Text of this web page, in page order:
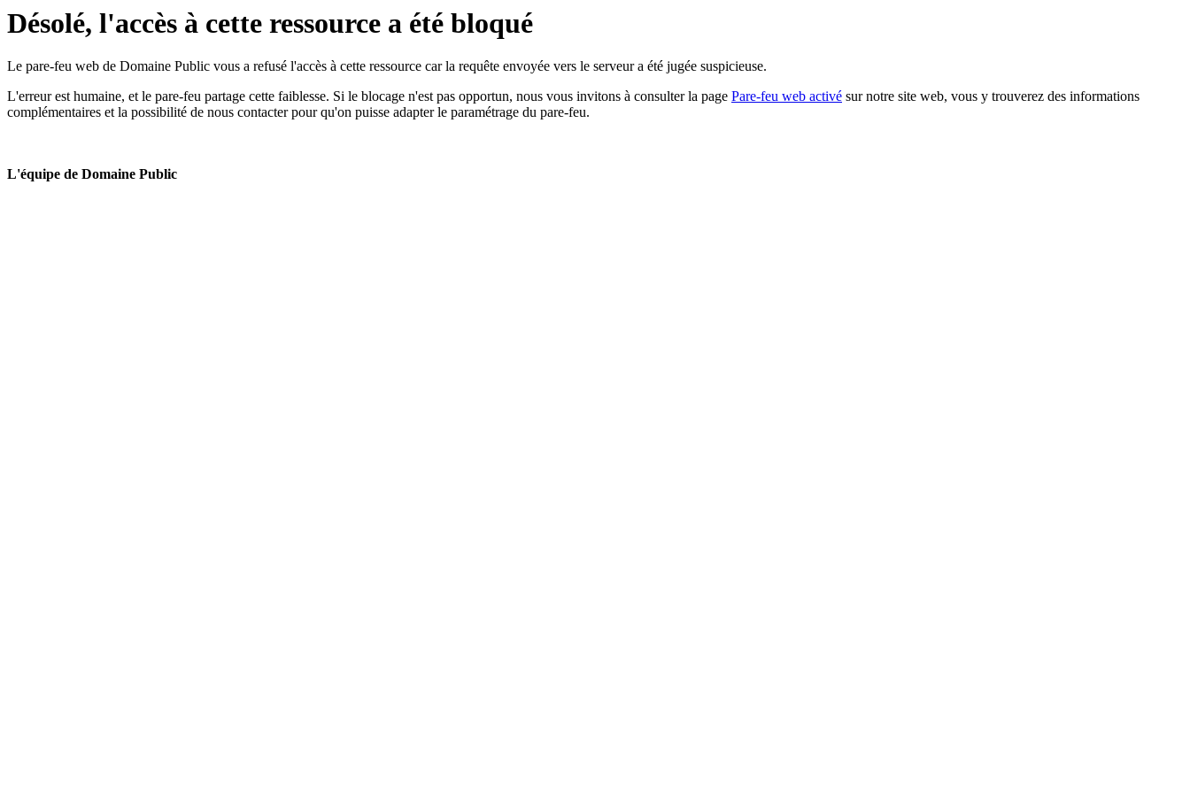
Désolé, l'accès à cette ressource a été bloqué
Le pare-feu web de Domaine Public vous a refusé l'accès à cette ressource car la requête envoyée vers le serveur a été jugée suspicieuse.
L'erreur est humaine, et le pare-feu partage cette faiblesse. Si le blocage n'est pas opportun, nous vous invitons à consulter la page Pare-feu web activé sur notre site web, vous y trouverez des informations
complémentaires et la possibilité de nous contacter pour qu'on puisse adapter le paramétrage du pare-feu.
L'équipe de Domaine Public